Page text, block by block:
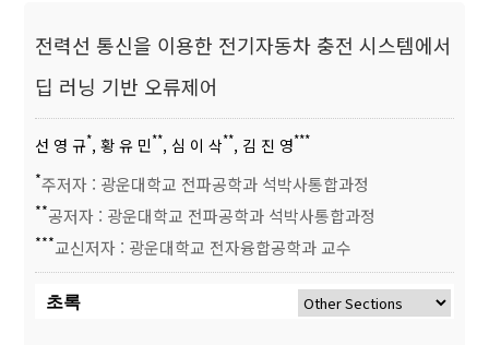
전력선 통신을 이용한 전기자동차 충전 시스템에서
딥 러닝 기반 오류제어
선 영 규*, 황 유 민**, 심 이 삭**, 김 진 영***
*주저자 : 광운대학교 전파공학과 석박사통합과정
**공저자 : 광운대학교 전파공학과 석박사통합과정
***교신저자 : 광운대학교 전자융합공학과 교수
초록